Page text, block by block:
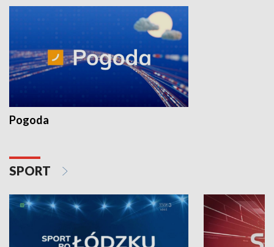
Pogoda
SPORT